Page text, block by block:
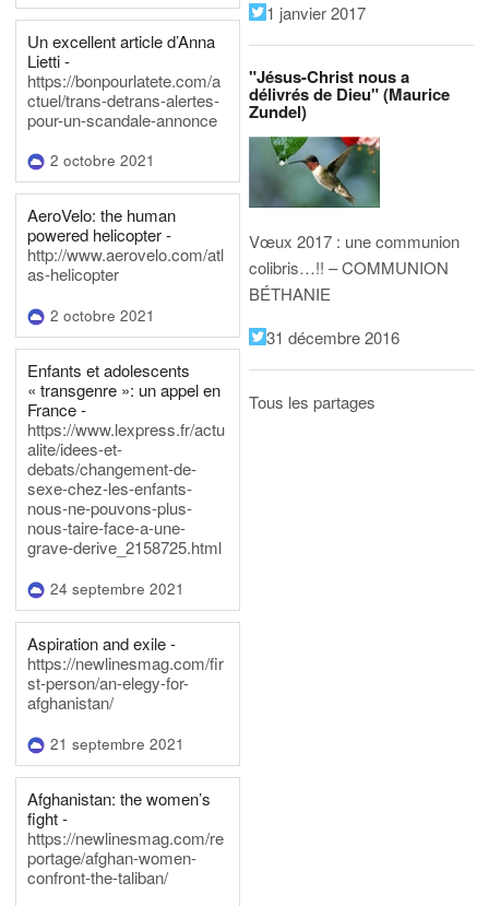
Un excellent article d’Anna
Lietti -
https://bonpourlatete.com/a
ctuel/trans-detrans-alertes-
pour-un-scandale-annonce
2 octobre 2021
AeroVelo: the human
powered helicopter -
http://www.aerovelo.com/atl
as-helicopter
2 octobre 2021
Enfants et adolescents
« transgenre »: un appel en
France -
https://www.lexpress.fr/actu
alite/idees-et-
debats/changement-de-
sexe-chez-les-enfants-
nous-ne-pouvons-plus-
nous-taire-face-a-une-
grave-derive_2158725.html
24 septembre 2021
Aspiration and exile -
https://newlinesmag.com/fir
st-person/an-elegy-for-
afghanistan/
21 septembre 2021
Afghanistan: the women’s
fight -
https://newlinesmag.com/re
portage/afghan-women-
confront-the-taliban/
1 janvier 2017
"Jésus-Christ nous a
délivrés de Dieu" (Maurice
Zundel)
Vœux 2017 : une communion
colibris…!! – COMMUNION
BÉTHANIE
31 décembre 2016
Tous les partages